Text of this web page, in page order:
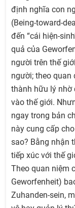
định nghĩa con
(Being-toward-
đến “cái hiện-
quả của
người trên thế
người; theo quan
thành hữu lý nhờ
vào thế giới.
ngay trong bản
này cung cấp
sao? Bằng nhận
tiếp xúc với thế
Theo quan niệm
Geworfenheit)
Zuhanden-sein,